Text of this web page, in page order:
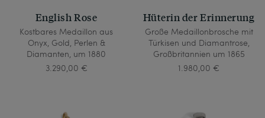
English Rose
Kostbares Medaillon aus
Onyx, Gold, Perlen &
Diamanten, um 1880
3.290,00 €
Hüterin der Erinnerung
Große Medaillonbrosche mit
Türkisen und Diamantrose,
Großbritannien um 1865
1.980,00 €